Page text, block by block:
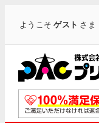
ようこそゲスト さま